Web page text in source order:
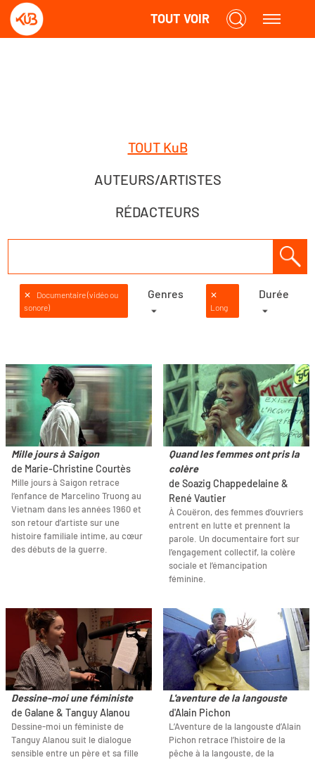
TOUT VOIR
TOUT KuB
AUTEURS/ARTISTES
RÉDACTEURS
✕
Documentaire (vidéo ou
sonore)
Genres
✕
Long
Durée
Mille jours à Saigon
de Marie-Christine Courtès
Mille jours à Saigon retrace
l’enfance de Marcelino Truong au
Vietnam dans les années 1960 et
son retour d’artiste sur une
histoire familiale intime, au cœur
des débuts de la guerre.
Quand les femmes ont pris la
colère
de Soazig Chappedelaine &
René Vautier
À Couëron, des femmes d’ouvriers
entrent en lutte et prennent la
parole. Un documentaire fort sur
l’engagement collectif, la colère
sociale et l’émancipation
féminine.
Dessine-moi une féministe
de Galane & Tanguy Alanou
Dessine-moi un féministe de
Tanguy Alanou suit le dialogue
sensible entre un père et sa fille
L'aventure de la langouste
d'Alain Pichon
L’Aventure de la langouste d’Alain
Pichon retrace l’histoire de la
pêche à la langouste, de la